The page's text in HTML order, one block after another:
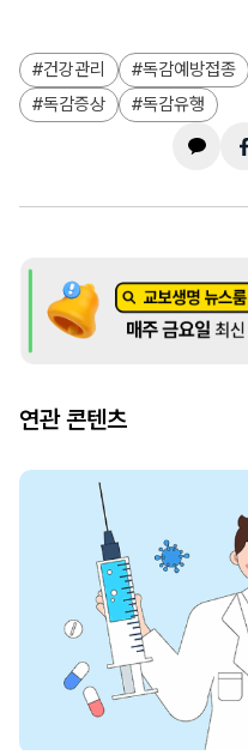
건강관리 독감예방접종
독감증상
독감유행
연관 콘텐츠